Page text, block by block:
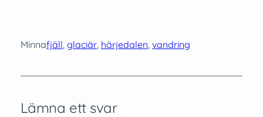
Minnafjäll glaciär, härjedalen vandring
Lämna ett svar